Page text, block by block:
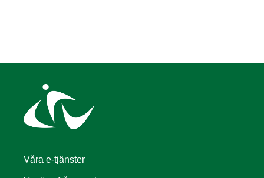
Våra e-tjänster